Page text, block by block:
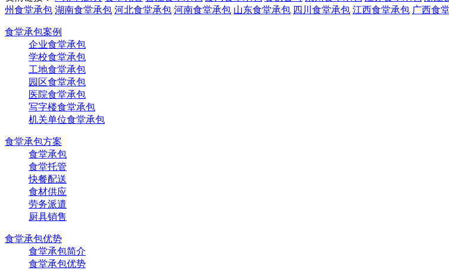
州食堂承包 湖南食堂承包 河北食堂承包 河南食堂承包 山东食堂承包 四川食堂承包 江西食堂承包 广西食
食堂承包案例
企业食堂承包
学校食堂承包
工地食堂承包
园区食堂承包
医院食堂承包
写字楼食堂承包
机关单位食堂承包
食堂承包方案
食堂承包
食堂托管
快餐配送
食材供应
劳务派遣
厨具销售
食堂承包优势
食堂承包简介
食堂承包优势